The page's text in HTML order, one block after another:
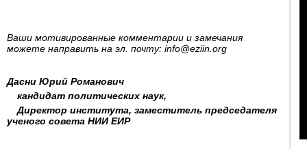
Ваши мотивированные комментарии и замечания
можете направить на эл. почту: info@eziin.org
Дасни Юрий Романович
кандидат политических наук,
Директор института, заместитель председателя
ученого совета НИИ ЕИР